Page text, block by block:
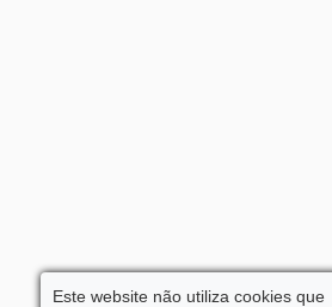
Este website não utiliza cookies que